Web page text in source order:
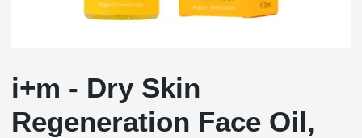
i+m - Dry Skin
Regeneration Face Oil,